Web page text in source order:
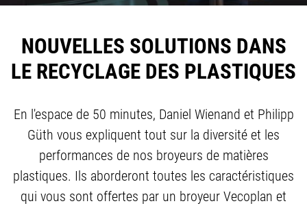
NOUVELLES SOLUTIONS DANS
LE RECYCLAGE DES PLASTIQUES
En l'espace de 50 minutes, Daniel Wienand et Philipp
Güth vous expliquent tout sur la diversité et les
performances de nos broyeurs de matières
plastiques. Ils aborderont toutes les caractéristiques
qui vous sont offertes par un broyeur Vecoplan et